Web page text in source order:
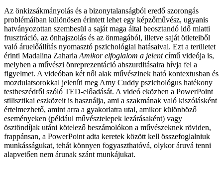
Az önkizsákmányolás és a bizonytalanságból eredő szorongás
problémáiban különösen érintett lehet egy képzőművész, ugyanis
hatványozottan szembesül a saját maga által beosztandó idő miatti
frusztráció, az önhajszolás és az önmagából, illetve saját ötleteiből
való áruelőállítás nyomasztó pszichológiai hatásaival. Ezt a területet
érinti Madalina Zaharia Amikor elfoglalom a jelentcímű videója is,
melyben a művészi önreprezentáció abszurditásaira hívja fel a
figyelmet. A videóban két női alak művészinek ható kontextusban és
mozdulatsorokkal jeleníti meg Amy Cuddy pszichológus hatékony
testbeszédről szóló TED-előadását. A videó eközben a PowerPoint
stilisztikai eszközeit is használja, ami a szakmának való kiszólásként
értelmezhető, amint arra a gyakorlatra utal, amikor különböző
eseményeken (például művésztelepek lezárásaként) vagy
ösztöndíjak utáni kötelező beszámolókon a művészeknek röviden,
frappánsan, a PowerPoint adta keretek között kell összefoglalniuk
munkásságukat, tehát könnyen fogyaszthatóvá, olykor áruvá tenni
alapvetően nem árunak szánt munkájukat.